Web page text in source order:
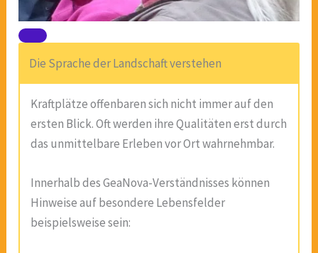
Die Sprache der Landschaft verstehen
Kraftplätze offenbaren sich nicht immer auf den
ersten Blick. Oft werden ihre Qualitäten erst durch
das unmittelbare Erleben vor Ort wahrnehmbar.
Innerhalb des GeaNova-Verständnisses können
Hinweise auf besondere Lebensfelder
beispielsweise sein: